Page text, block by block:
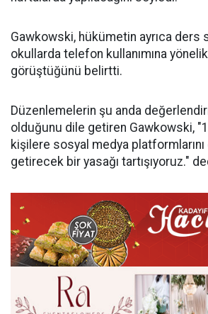
Gawkowski, hükümetin ayrıca ders
okullarda telefon kullanımına yönelik
görüştüğünü belirtti.
Düzenlemelerin şu anda
olduğunu dile getiren Gawkowski,
kişilere sosyal medya
getirecek bir yasağı tartışıyoruz."